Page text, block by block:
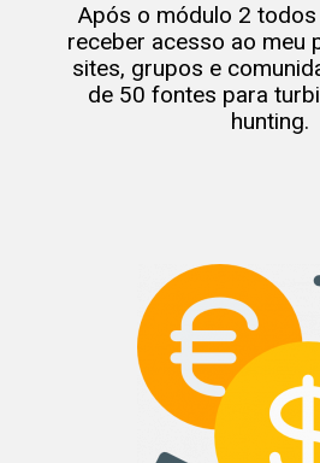
Após o módulo 2
receber acesso ao meu
sites, grupos e
de 50 fontes para
hunting.